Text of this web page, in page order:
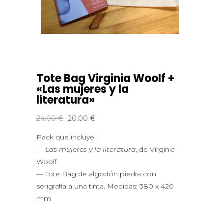
Tote Bag Virginia Woolf +
«Las mujeres y la
literatura»
24.00€ El
original
era:
20.00 €El
Pack que incluye:
— Las mujeres y la literatura, de Virginia
Woolf
— Tote Bag de algodón piedra con
serigrafía a una tinta. Medidas: 380 x 420
mm